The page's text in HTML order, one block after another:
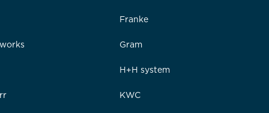
Franke
Gram
H+H system
KWC